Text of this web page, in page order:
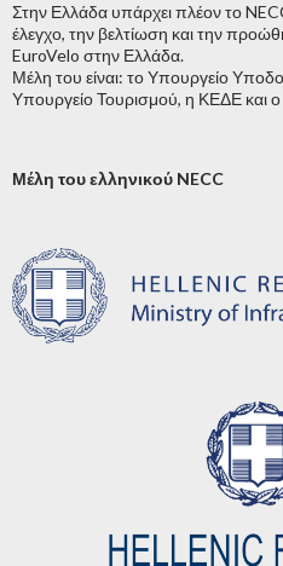
Στην Ελλάδα υπάρχει πλέον το
έλεγχο, την βελτίωση και την
EuroVelo στην Ελλάδα.
Μέλη του είναι: το Υπουργείο
Υπουργείο Τουρισμού, η ΚΕΔΕ και
Μέλη του ελληνικού NECC